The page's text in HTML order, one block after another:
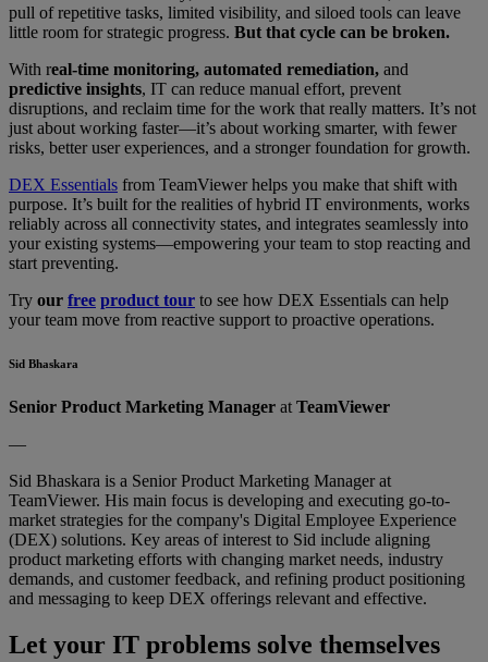
pull of repetitive tasks, limited visibility, and siloed tools can leave
little room for strategic progress. But that cycle can be broken.
With real-time monitoring, automated remediation, and
predictive insights, IT can reduce manual effort, prevent
disruptions, and reclaim time for the work that really matters. It’s not
just about working faster—it’s about working smarter, with fewer
risks, better user experiences, and a stronger foundation for growth.
DEX Essentials from TeamViewer helps you make that shift with
purpose. It’s built for the realities of hybrid IT environments, works
reliably across all connectivity states, and integrates seamlessly into
your existing systems—empowering your team to stop reacting and
start preventing.
Try our free product tour to see how DEX Essentials can help
your team move from reactive support to proactive operations.
Sid Bhaskara
Senior Product Marketing Manager at TeamViewer
—
Sid Bhaskara is a Senior Product Marketing Manager at
TeamViewer. His main focus is developing and executing go-to-
market strategies for the company's Digital Employee Experience
(DEX) solutions. Key areas of interest to Sid include aligning
product marketing efforts with changing market needs, industry
demands, and customer feedback, and refining product positioning
and messaging to keep DEX offerings relevant and effective.
Let your IT problems solve themselves